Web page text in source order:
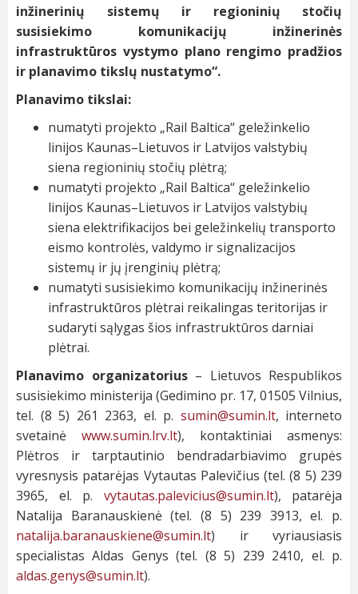
inžinerinių sistemų ir regioninių stočių
susisiekimo komunikacijų inžinerinės
infrastruktūros vystymo plano rengimo pradžios
ir planavimo tikslų nustatymo“.
Planavimo tikslai:
numatyti projekto „Rail Baltica“ geležinkelio
linijos Kaunas–Lietuvos ir Latvijos valstybių
siena regioninių stočių plėtrą;
numatyti projekto „Rail Baltica“ geležinkelio
linijos Kaunas–Lietuvos ir Latvijos valstybių
siena elektrifikacijos bei geležinkelių transporto
eismo kontrolės, valdymo ir signalizacijos
sistemų ir jų įrenginių plėtrą;
numatyti susisiekimo komunikacijų inžinerinės
infrastruktūros plėtrai reikalingas teritorijas ir
sudaryti sąlygas šios infrastruktūros darniai
plėtrai.
Planavimo organizatorius– Lietuvos Respublikos
susisiekimo ministerija (Gedimino pr. 17, 01505 Vilnius,
tel. (8 5) 261 2363, el. p. sumin@sumin.lt, interneto
svetainė www.sumin.lrv.lt), kontaktiniai asmenys:
Plėtros ir tarptautinio bendradarbiavimo grupės
vyresnysis patarėjas Vytautas Palevičius (tel. (8 5) 239
3965, el. p. vytautas.palevicius@sumin.lt), patarėja
Natalija Baranauskienė (tel. (8 5) 239 3913, el. p.
natalija.baranauskiene@sumin.lt) ir vyriausiasis
specialistas Aldas Genys (tel. (8 5) 239 2410, el. p.
aldas.genys@sumin.lt).